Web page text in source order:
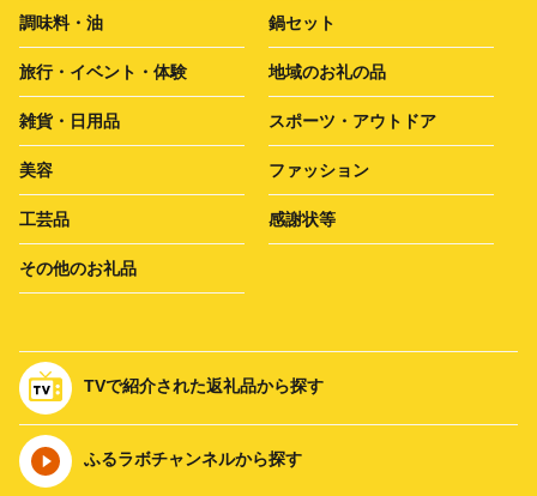
調味料・油 鍋セット
旅行・イベント・体験 地域のお礼の品
雑貨・日用品 スポーツ・アウトドア
美容 ファッション
工芸品 感謝状等
その他のお礼品
TVで紹介された返礼品から探す
ふるラボチャンネルから探す